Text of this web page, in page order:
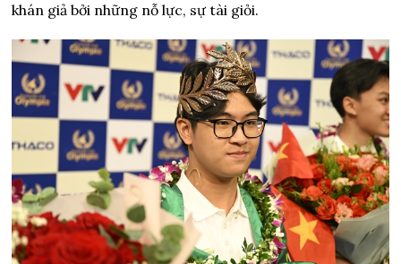
khán giả bởi những nỗ lực, sự tài giỏi.